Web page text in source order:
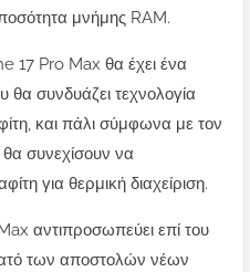
μνήμης RAM.
17 Pro Max θα έχει ένα
συνδυάζει τεχνολογία
και πάλι σύμφωνα με τον
συνεχίσουν να
για θερμική διαχείριση.
αντιπροσωπεύει επί του
των αποστολών νέων